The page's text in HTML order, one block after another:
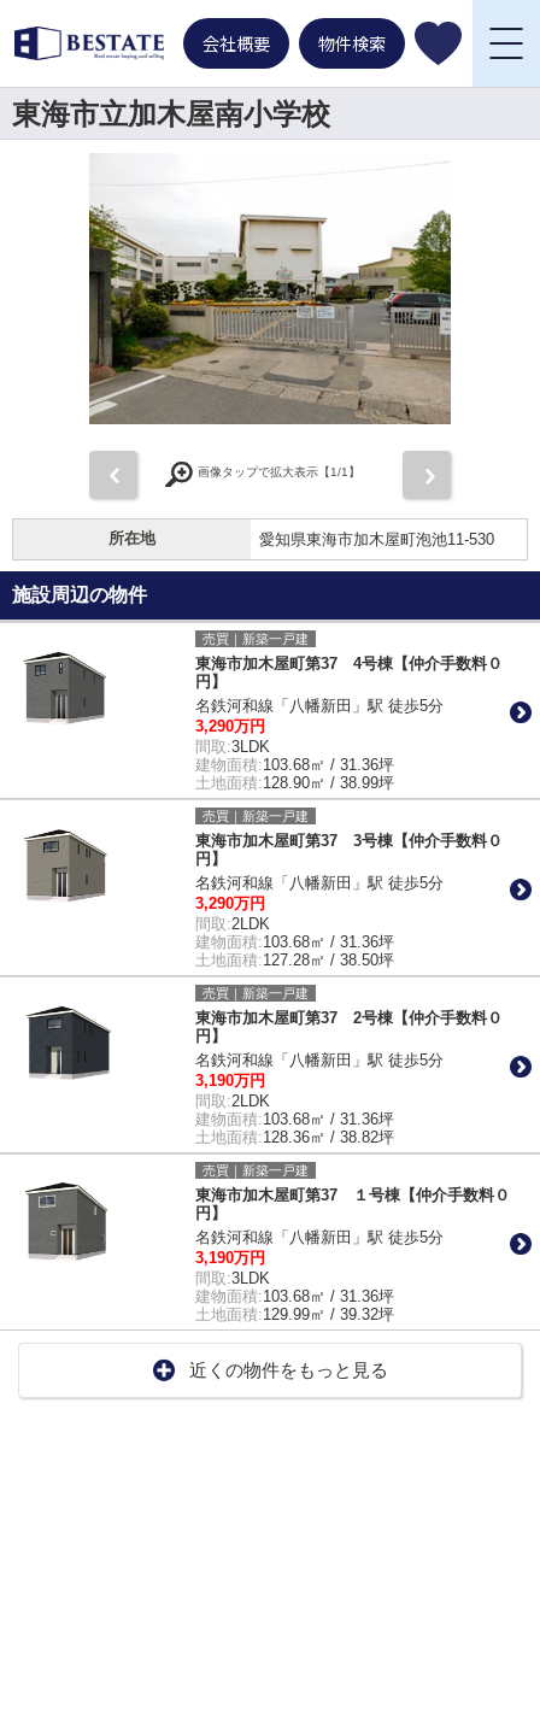
会社概要 物件検索
東海市立加木屋南小学校
画像タップで拡大表示【1/1】
所在地 愛知県東海市加木屋町泡池11-530
施設周辺の物件
売買｜新築一戸建
東海市加木屋町第37 4号棟【仲介手数料０
円】
名鉄河和線「八幡新田」駅 徒歩5分
3,290万円
間取:3LDK
建物面積:103.68㎡ / 31.36坪
土地面積:128.90㎡ / 38.99坪
売買｜新築一戸建
東海市加木屋町第37 3号棟【仲介手数料０
円】
名鉄河和線「八幡新田」駅 徒歩5分
3,290万円
間取:2LDK
建物面積:103.68㎡ / 31.36坪
土地面積:127.28㎡ / 38.50坪
売買｜新築一戸建
東海市加木屋町第37 2号棟【仲介手数料０
円】
名鉄河和線「八幡新田」駅 徒歩5分
3,190万円
間取:2LDK
建物面積:103.68㎡ / 31.36坪
土地面積:128.36㎡ / 38.82坪
売買｜新築一戸建
東海市加木屋町第37 １号棟【仲介手数料０
円】
名鉄河和線「八幡新田」駅 徒歩5分
3,190万円
間取:3LDK
建物面積:103.68㎡ / 31.36坪
土地面積:129.99㎡ / 39.32坪
近くの物件をもっと見る